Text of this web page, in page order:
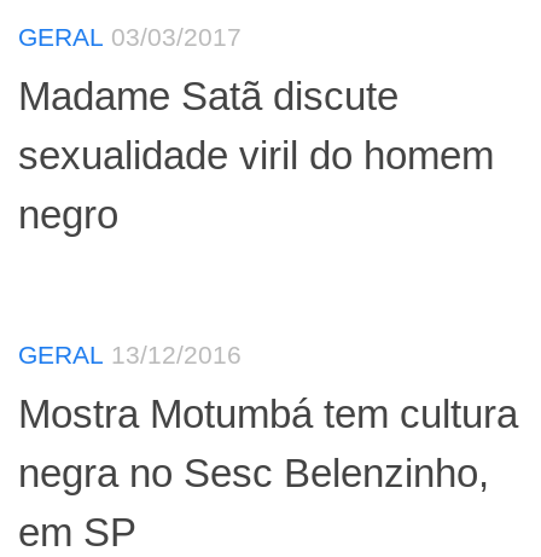
GERAL 03/03/2017
Madame Satã discute
sexualidade viril do homem
negro
GERAL 13/12/2016
Mostra Motumbá tem cultura
negra no Sesc Belenzinho,
em SP